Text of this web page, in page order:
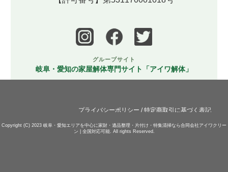
グループサイト
岐阜・愛知の家屋解体専門サイト「アイワ解体」
プライバシーポリシー /特定商取引に基づく表記
Copyright (C) 2023 岐阜・愛知エリアを中心に家財・遺品整理・片付け・特集清掃なら合同会社アイワクリー
ン | 全国対応可能. All rights Reserved.